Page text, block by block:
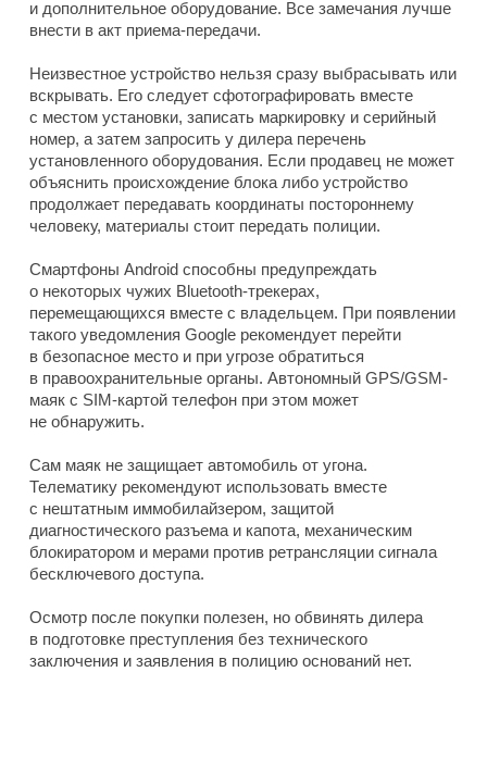
и дополнительное оборудование. Все замечания лучше
внести в акт приема-передачи.
Неизвестное устройство нельзя сразу выбрасывать или
вскрывать. Его следует сфотографировать вместе
с местом установки, записать маркировку и серийный
номер, а затем запросить у дилера перечень
установленного оборудования. Если продавец не может
объяснить происхождение блока либо устройство
продолжает передавать координаты постороннему
человеку, материалы стоит передать полиции.
Смартфоны Android способны предупреждать
о некоторых чужих Bluetooth-трекерах,
перемещающихся вместе с владельцем. При появлении
такого уведомления Google рекомендует перейти
в безопасное место и при угрозе обратиться
в правоохранительные органы. Автономный GPS/GSM-
маяк с SIM-картой телефон при этом может
не обнаружить.
Сам маяк не защищает автомобиль от угона.
Телематику рекомендуют использовать вместе
с нештатным иммобилайзером, защитой
диагностического разъема и капота, механическим
блокиратором и мерами против ретрансляции сигнала
бесключевого доступа.
Осмотр после покупки полезен, но обвинять дилера
в подготовке преступления без технического
заключения и заявления в полицию оснований нет.